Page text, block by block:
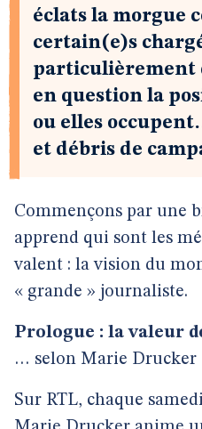
éclats la morgue
certain(e)s
particulièrement
en question la
ou elles
et débris de
Commençons par une
apprend qui sont les
valent : la vision du
« grande » journaliste.
Prologue : la valeur
… selon Marie Drucker
Sur RTL, chaque